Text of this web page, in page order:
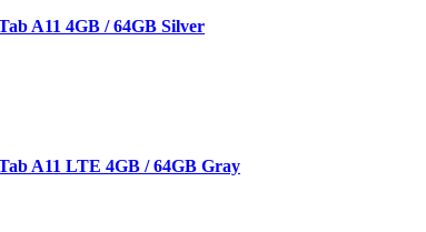
A11 4GB / 64GB Silver
A11 LTE 4GB / 64GB Gray